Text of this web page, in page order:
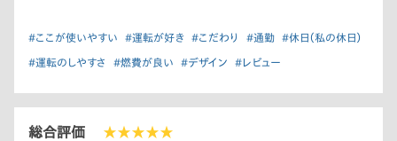
#ここが使いやすい #運転が好き #こだわり #通勤 #休日（私の休日）
#運転のしやすさ #燃費が良い #デザイン #レビュー
総合評価 ★★★★★